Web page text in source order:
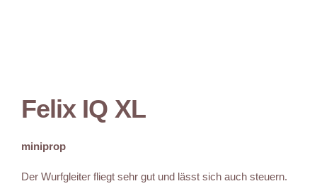
Felix IQ XL
miniprop
Der Wurfgleiter fliegt sehr gut und lässt sich auch steuern.